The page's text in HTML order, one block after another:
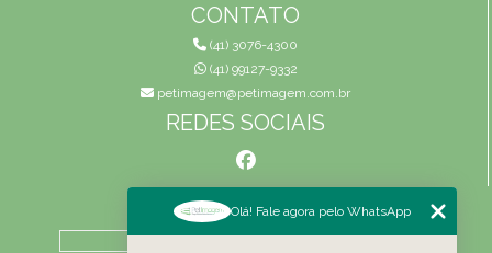
CONTATO
(41) 3076-4300
(41) 99127-9332
petimagem@petimagem.com.br
REDES SOCIAIS
MENU
HOME
Olá! Fale agora pelo WhatsApp